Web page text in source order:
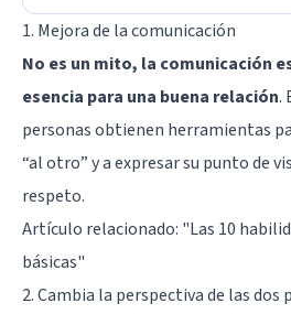
1. Mejora de la comunicación
No es un mito, la comunicación
esencia para una buena relación.
personas obtienen herramientas
“al otro” y a expresar su punto de
respeto.
Artículo relacionado: "Las 10
básicas"
2. Cambia la perspectiva de las dos